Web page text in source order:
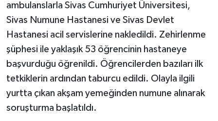
ambulanslarla Sivas Cumhuriyet Üniversitesi,
Sivas Numune Hastanesi ve Sivas Devlet
Hastanesi acil servislerine nakledildi. Zehirlenme
şüphesi ile yaklaşık 53 öğrencinin hastaneye
başvurduğu öğrenildi. Öğrencilerden bazıları ilk
tetkiklerin ardından taburcu edildi. Olayla ilgili
yurtta çıkan akşam yemeğinden numune alınarak
soruşturma başlatıldı.